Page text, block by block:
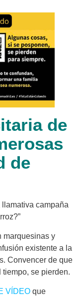
de
de
campaña
marquesinas y
existente a la
Convencer de que
se pierden.
VÍDEO que